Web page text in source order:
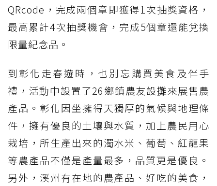
QRcode，完成兩個章即獲得1次抽獎資格，
最高累計4次抽獎機會，完成5個章還能兌換
限量紀念品。
到彰化走春遊時，也別忘購買美食及伴手
禮，活動中設置了26鄉鎮農友設攤來展售農
產品。彰化因坐擁得天獨厚的氣候與地理條
件，擁有優良的土壤與水質，加上農民用心
栽培，所生產出來的濁水米、葡萄、紅龍果
等農產品不僅是產量最多，品質更是優良。
另外，溪州有在地的農產品、好吃的美食，